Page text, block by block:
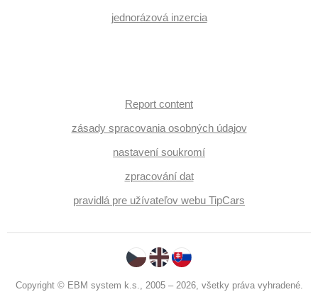
jednorázová inzercia
Report content
zásady spracovania osobných údajov
nastavení soukromí
zpracování dat
pravidlá pre užívateľov webu TipCars
Copyright © EBM system k.s., 2005 – 2026, všetky práva vyhradené.